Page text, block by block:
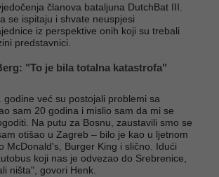
članova bataljuna DutchBat III.
se ispitaju i shvate neuspjesi
iz perspektive onih koji su trebali
predstavnici.
"To je bila totalna katastrofa"
godine već su postojali problemi sa
sam 20 godina i mislio sam da mi se
Na putu za Bosnu, zaustavili smo se
otišao u Zagreb – bilo je kao u ljetnom
McDonald's, Burger King i slično. Idući
koji nas je odvezao do Srebrenice,
ništa", govori Henk.